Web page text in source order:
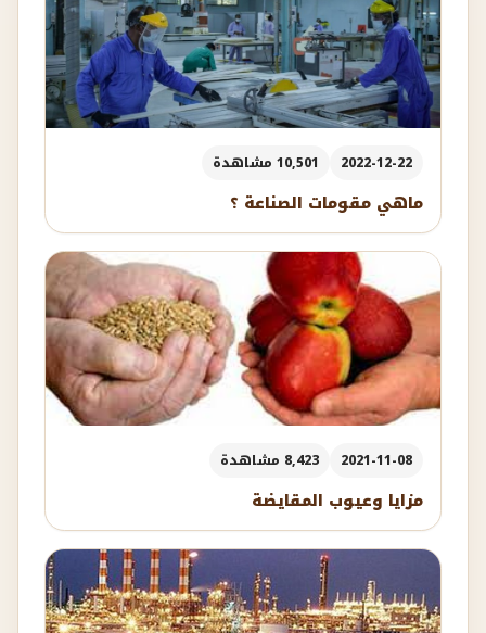
2022-12-22 10,501 مشاهدة
ماهي مقومات الصناعة ؟
2021-11-08 8,423 مشاهدة
مزايا وعيوب المقايضة